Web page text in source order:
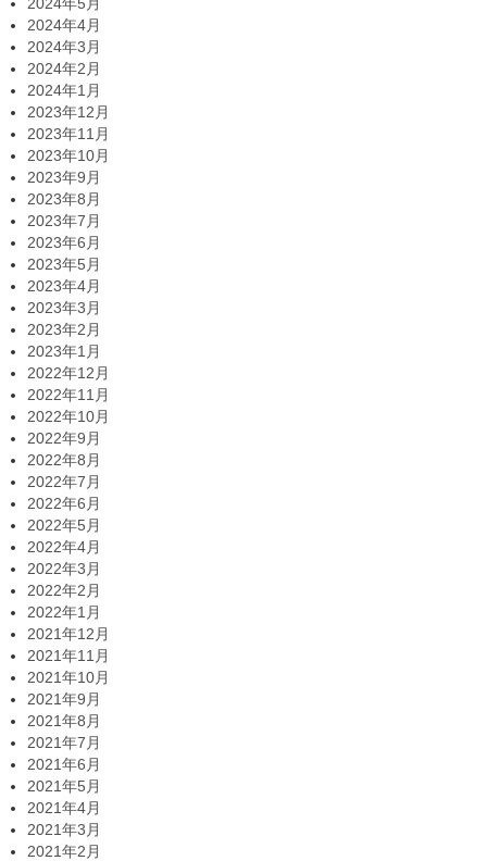
2024年4月
2024年3月
2024年2月
2024年1月
2023年12月
2023年11月
2023年10月
2023年9月
2023年8月
2023年7月
2023年6月
2023年5月
2023年4月
2023年3月
2023年2月
2023年1月
2022年12月
2022年11月
2022年10月
2022年9月
2022年8月
2022年7月
2022年6月
2022年5月
2022年4月
2022年3月
2022年2月
2022年1月
2021年12月
2021年11月
2021年10月
2021年9月
2021年8月
2021年7月
2021年6月
2021年5月
2021年4月
2021年3月
2021年2月